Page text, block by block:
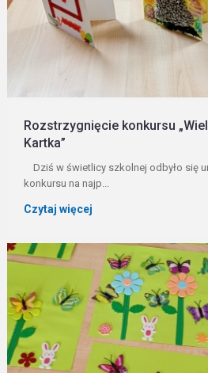
Rozstrzygnięcie konkursu
Kartka”
Dziś w świetlicy szkolnej odbyło się
konkursu na najp...
Czytaj więcej